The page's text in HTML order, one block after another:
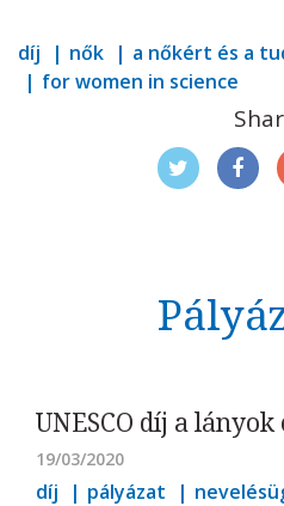
díj nők
a nőkért és a
for women in science
UNESCO díj a
19/03/2020
díj pályázat